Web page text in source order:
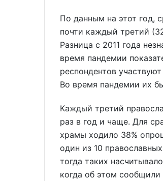
По данным на этот год,
почти каждый третий
Разница с 2011 года
время пандемии
респондентов
Во время пандемии их
Каждый третий
раз в год и чаще. Для
храмы ходило 38%
один из 10
тогда таких
когда об этом